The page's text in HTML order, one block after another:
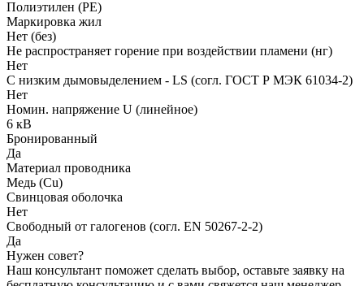
Полиэтилен (PE)
Маркировка жил
Нет (без)
Не распространяет горение при воздействии пламени (нг)
Нет
С низким дымовыделением - LS (согл. ГОСТ Р МЭК 61034-2)
Нет
Номин. напряжение U (линейное)
6 кВ
Бронированный
Да
Материал проводника
Медь (Cu)
Свинцовая оболочка
Нет
Свободный от галогенов (согл. EN 50267-2-2)
Да
Нужен совет?
Наш консультант поможет сделать выбор, оставьте заявку на